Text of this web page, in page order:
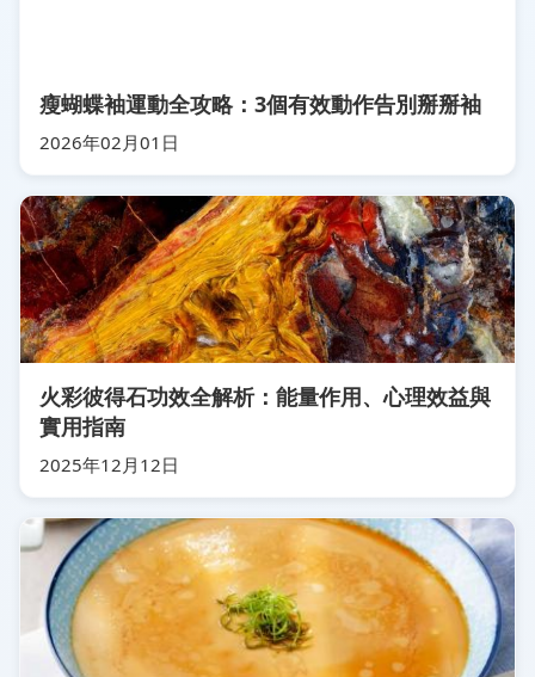
瘦蝴蝶袖運動全攻略：3個有效動作告別掰掰袖
2026年02月01日
火彩彼得石功效全解析：能量作用、心理效益與
實用指南
2025年12月12日